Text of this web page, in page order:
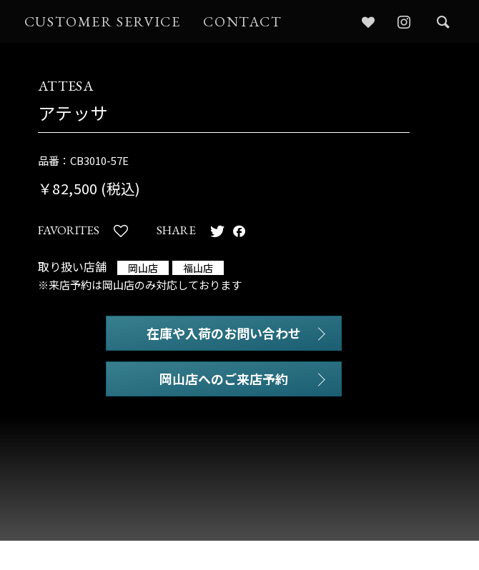
CUSTOMER SERVICE CONTACT
ATTESA
アテッサ
品番：CB3010-57E
￥82,500 (税込)
FAVORITES SHARE
取り扱い店舗 岡山店 福山店
※来店予約は岡山店のみ対応しております
在庫や入荷のお問い合わせ